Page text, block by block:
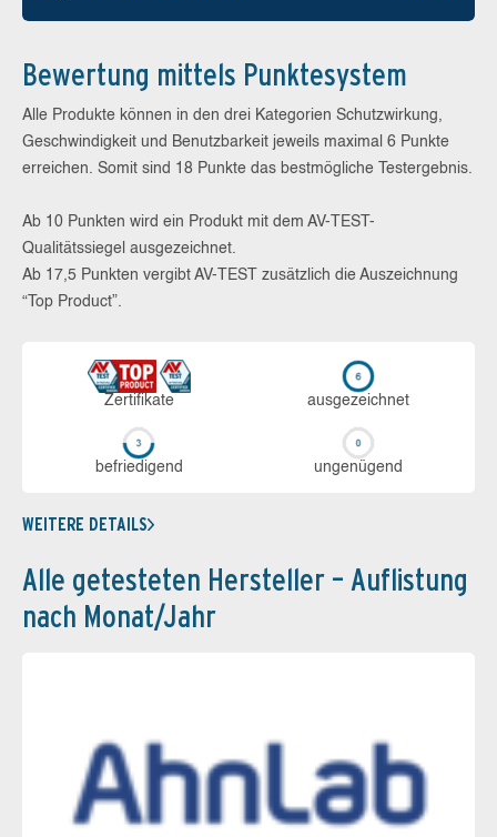
Bewertung mittels Punktesystem
Alle Produkte können in den drei Kategorien Schutzwirkung,
Geschwindigkeit und Benutzbarkeit jeweils maximal 6 Punkte
erreichen. Somit sind 18 Punkte das bestmögliche Testergebnis.
Ab 10 Punkten wird ein Produkt mit dem AV-TEST-
Qualitätssiegel ausgezeichnet.
Ab 17,5 Punkten vergibt AV-TEST zusätzlich die Auszeichnung
“Top Product”.
Zerti­fikate aus­ge­zeich­net
be­frie­di­gend un­ge­nü­gend
WEITERE DETAILS
Alle getesteten Hersteller – Auflistung
nach Monat/Jahr